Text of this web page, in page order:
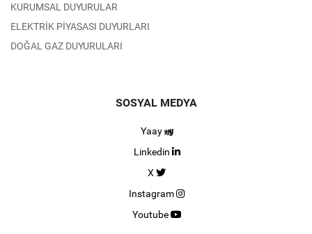
KURUMSAL DUYURULAR
ELEKTRİK PİYASASI DUYURLARI
DOĞAL GAZ DUYURULARI
SOSYAL MEDYA
Yaay
Linkedin
X
Instagram
Youtube